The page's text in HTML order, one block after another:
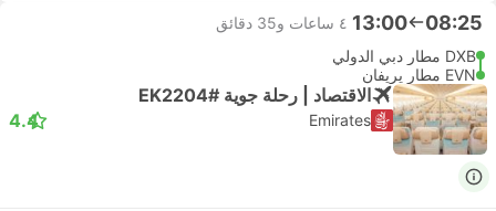
08:25
13:00 ٤ ساعات و‫35 دقائق
DXB مطار دبي الدولي
EVN مطار يريفان
الاقتصاد | رحلة جوية #EK2204
Emirates
4.4